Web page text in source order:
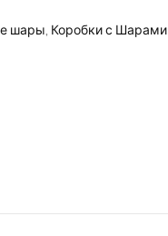
шары, Коробки с Шарами